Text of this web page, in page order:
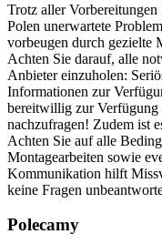
Trotz aller
Polen unerwartete
vorbeugen durch gezielte
Achten Sie darauf, alle
Anbieter einzuholen:
Informationen zur
bereitwillig zur Verfügung
nachzufragen! Zudem ist
Achten Sie auf alle
Montagearbeiten sowie
Kommunikation hilft
keine Fragen
Polecamy